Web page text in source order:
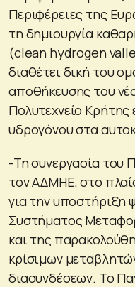
Περιφέρειες της
τη δημιουργία
(clean hydrogen
διαθέτει δική του
αποθήκευσης του
Πολυτεχνείο Κρήτης
υδρογόνου στα
-Τη συνεργασία του
τον ΑΔΜΗΕ, στο
για την υποστήριξη
Συστήματος
και της
κρίσιμων
διασυνδέσεων. Το